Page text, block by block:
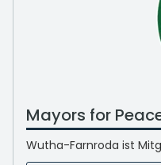
Mayors for
Wutha-Farnroda ist